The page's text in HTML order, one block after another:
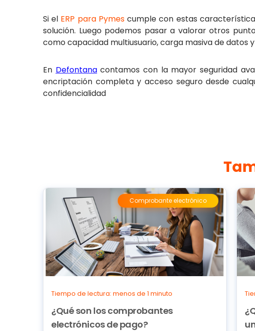
Si el ERP para Pymescumple con estas
solución. Luego podemos pasar a valorar otros
como capacidad multiusuario, carga masiva de datos
En Defontanacontamos con la mayor seguridad
encriptación completa y acceso seguro desde
confidencialidad
Comprobante electrónico
Tiempo de lectura: menos de 1 minuto
¿Qué son los comprobantes
electrónicos de pago?